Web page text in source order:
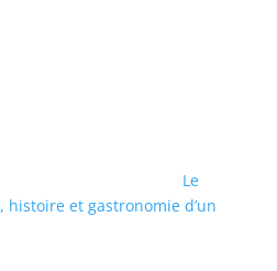
Le
histoire et gastronomie d’un